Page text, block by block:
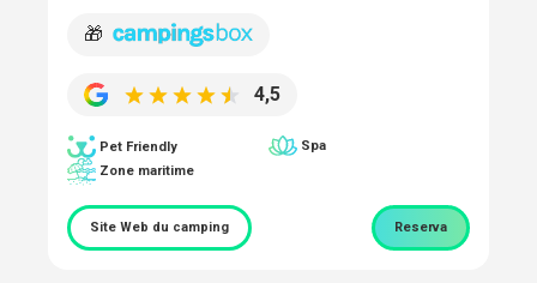
🎁
4,5
Pet Friendly
Spa
Zone maritime
Site Web du camping Reserva